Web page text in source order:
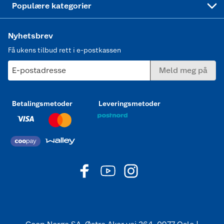
Populære kategorier
Nyhetsbrev
Få ukens tilbud rett i e-postkassen
E-postadresse Meld meg på
Betalingsmetoder Leveringsmetoder